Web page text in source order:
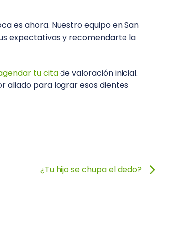
es ahora. Nuestro equipo en San
expectativas y recomendarte la
tu citade valoración inicial.
aliado para lograr esos dientes
¿Tu hijo se chupa el dedo?